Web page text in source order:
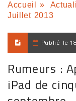
Accueil »
Juillet 2013
Publié le
Rumeurs :
iPad de